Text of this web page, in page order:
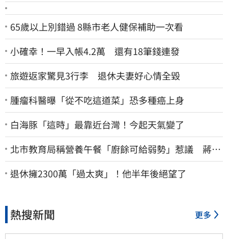
65歲以上別錯過 8縣市老人健保補助一次看
小確幸！一早入帳4.2萬 還有18筆錢連發
旅遊返家驚見3行李 退休夫妻好心情全毀
腫瘤科醫曝「從不吃這道菜」恐多種癌上身
白海豚「這時」最靠近台灣！今起天氣變了
北市教育局稱營養午餐「廚餘可給弱勢」惹議 蔣萬
安急喊：不會這樣做
退休擁2300萬「過太爽」！他半年後絕望了
熱搜新聞 更多